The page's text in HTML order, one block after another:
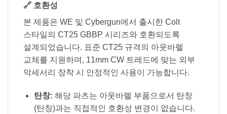
🔗 호환성
본 제품은 WE 및 Cybergun에서 출시한 Colt
스타일의 CT25 GBBP 시리즈와 호환되도록
설계되었습니다. 표준 CT25 규격의 아웃바렐
교체를 지원하며, 11mm CW 트레드에 맞는 외부
악세서리 장착 시 안정적인 사용이 가능합니다.
탄창: 해당 파츠는 아웃바렐 부품으로서 탄창
(탄창)과는 직접적인 호환성 변경이 없습니다.